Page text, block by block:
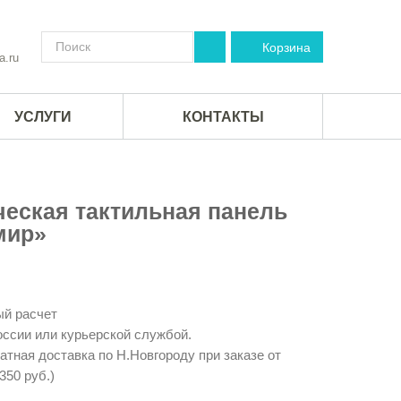
Корзина
УСЛУГИ КОНТАКТЫ
тактильная панель
расчет
или курьерской службой.
доставка по Н.Новгороду при заказе от
руб.)